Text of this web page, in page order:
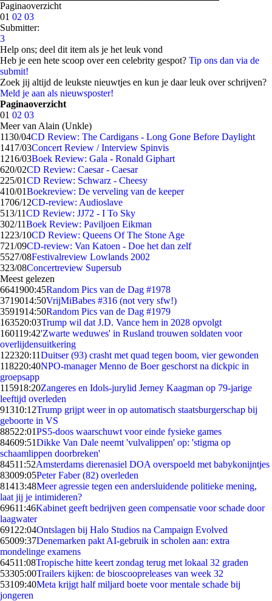
Paginaoverzicht
01 02 03
Submitter:
3
Help ons; deel dit item als je het leuk vond
Heb je een hete scoop over een celebrity gespot? Tip ons dan via de
submit!
Zoek jij altijd de leukste nieuwtjes en kun je daar leuk over schrijven?
Meld je aan als nieuwsposter!
Paginaoverzicht
01 02 03
Meer van Alain (Unkle)
1130/04CD Review: The Cardigans - Long Gone Before Daylight
1417/03Concert Review / Interview Spinvis
1216/03Boek Review: Gala - Ronald Giphart
620/02CD Review: Caesar - Caesar
225/01CD Review: Schwarz - Cheesy
410/01Boekreview: De verveling van de keeper
1706/12CD-review: Audioslave
513/11CD Review: JJ72 - I To Sky
302/11Boek Review: Paviljoen Eikman
1223/10CD Review: Queens Of The Stone Age
721/09CD-review: Van Katoen - Doe het dan zelf
5527/08Festivalreview Lowlands 2002
323/08Concertreview Supersub
Meest gelezen
6641900:45Random Pics van de Dag #1978
3719014:50VrijMiBabes #316 (not very sfw!)
3591914:50Random Pics van de Dag #1979
163520:03Trump wil dat J.D. Vance hem in 2028 opvolgt
160119:42'Zwarte weduwes' in Rusland trouwen soldaten voor
overlijdensuitkering
122320:11Duitser (93) crasht met quad tegen boom, vier gewonden
118220:40NPO-manager Menno de Boer geschorst na dickpic in
groepsapp
115918:20Zangeres en Idols-jurylid Jerney Kaagman op 79-jarige
leeftijd overleden
91310:12Trump grijpt weer in op automatisch staatsburgerschap bij
geboorte in VS
88522:01PS5-doos waarschuwt voor einde fysieke games
84609:51Dikke Van Dale neemt 'vulvalippen' op: 'stigma op
schaamlippen doorbreken'
84511:52Amsterdams dierenasiel DOA overspoeld met babykonijntjes
83009:05Peter Faber (82) overleden
81413:48Meer agressie tegen een andersluidende politieke mening,
laat jij je intimideren?
69611:46Kabinet geeft bedrijven geen compensatie voor schade door
laagwater
691 22:04Ontslagen bij Halo Studios na Campaign Evolved
65009:37Denemarken pakt AI-gebruik in scholen aan: extra
mondelinge examens
64511:08Tropische hitte keert zondag terug met lokaal 32 graden
53305:00Trailers kijken: de bioscoopreleases van week 32
53109:40Meta krijgt half miljard boete voor mentale schade bij
jongeren